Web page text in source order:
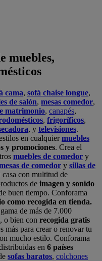
muebles,
cama, sofá chaise longue,
de salón, mesas comedor,
matrimonio, canapés,
, frigoríficos,
, y televisiones.
en cualquiermuebles
y promociones. Crea el
muebles de comedor y
de comedor y sillas de
casa con multitud de
de imagen y sonido
buen tiempo. Conforama
como recogida en tienda.
de más de 7.000
, o bien con recogida gratis
más para crear o renovar tu
mucho estilo. Conforama
en 6 países
sofas baratos, colchones